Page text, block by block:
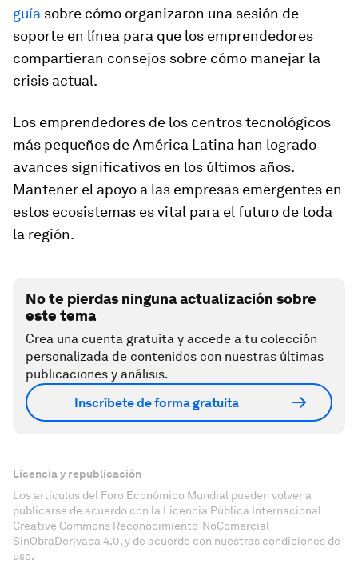
guía sobre cómo organizaron una sesión de
soporte en línea para que los emprendedores
compartieran consejos sobre cómo manejar la
crisis actual.
Los emprendedores de los centros tecnológicos
más pequeños de América Latina han logrado
avances significativos en los últimos años.
Mantener el apoyo a las empresas emergentes en
estos ecosistemas es vital para el futuro de toda
la región.
No te pierdas ninguna actualización sobre
este tema
Crea una cuenta gratuita y accede a tu colección
personalizada de contenidos con nuestras últimas
publicaciones y análisis.
Inscríbete de forma gratuita
Licencia y republicación
Los artículos del Foro Económico Mundial pueden volver a
publicarse de acuerdo con la Licencia Pública Internacional
Creative Commons Reconocimiento-NoComercial-
SinObraDerivada 4.0, y de acuerdo con nuestras condiciones de
uso.